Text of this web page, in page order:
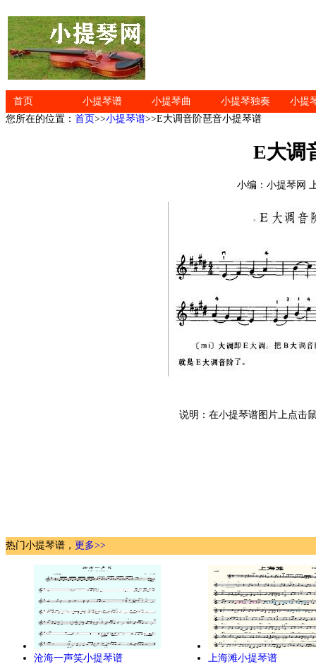
首页 小提琴谱 小提琴曲 小提琴独奏
小提
您所在的位置： 首页>>小提琴谱>>E大调音阶琶音小提琴谱
E大调
小编：小提琴网
说明：在小提琴谱图片上点击
热门小提琴谱， 更多>>
沧海一声笑小提琴谱 上海滩小提琴谱